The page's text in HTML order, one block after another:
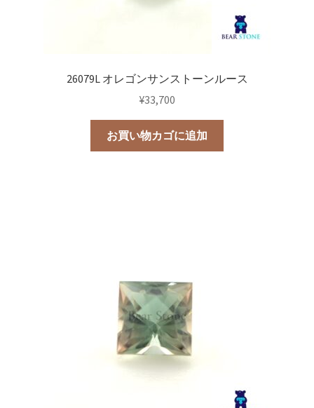
26079L オレゴンサンストーンルース
¥33,700
お買い物カゴに追加